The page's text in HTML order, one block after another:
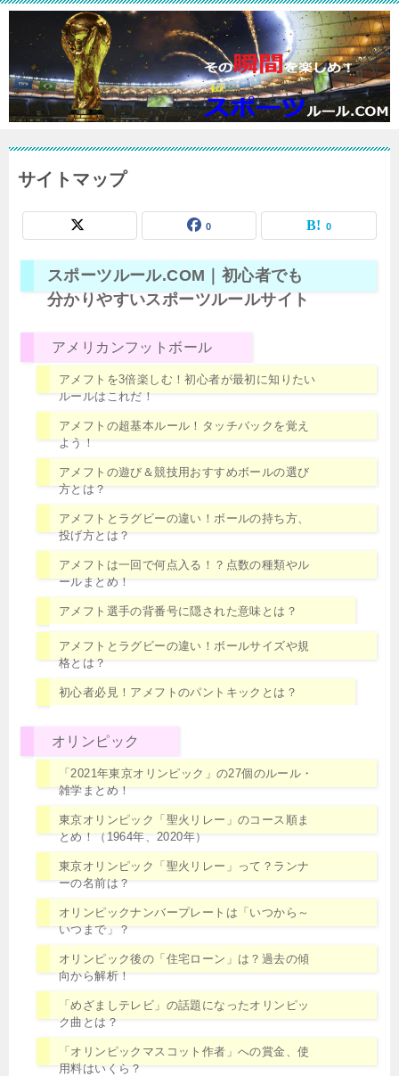
サイトマップ
0 0
スポーツルール.COM｜初心者でも
分かりやすいスポーツルールサイト
アメリカンフットボール
アメフトを3倍楽しむ！初心者が最初に知りたい
ルールはこれだ！
アメフトの超基本ルール！タッチバックを覚え
よう！
アメフトの遊び＆競技用おすすめボールの選び
方とは？
アメフトとラグビーの違い！ボールの持ち方、
投げ方とは？
アメフトは一回で何点入る！？点数の種類やル
ールまとめ！
アメフト選手の背番号に隠された意味とは？
アメフトとラグビーの違い！ボールサイズや規
格とは？
初心者必見！アメフトのパントキックとは？
オリンピック
「2021年東京オリンピック」の27個のルール・
雑学まとめ！
東京オリンピック「聖火リレー」のコース順ま
とめ！（1964年、2020年）
東京オリンピック「聖火リレー」って？ランナ
ーの名前は？
オリンピックナンバープレートは「いつから～
いつまで」？
オリンピック後の「住宅ローン」は？過去の傾
向から解析！
「めざましテレビ」の話題になったオリンピッ
ク曲とは？
「オリンピックマスコット作者」への賞金、使
用料はいくら？